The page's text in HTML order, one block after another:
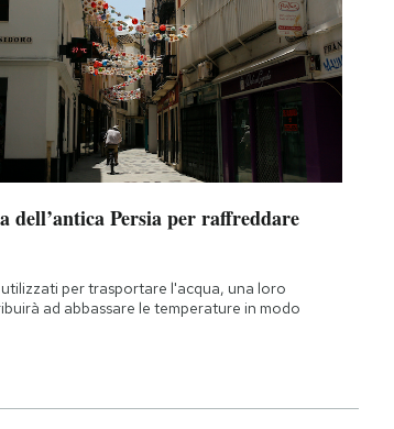
dell’antica Persia per raffreddare
per trasportare l'acqua, una loro
ad abbassare le temperature in modo